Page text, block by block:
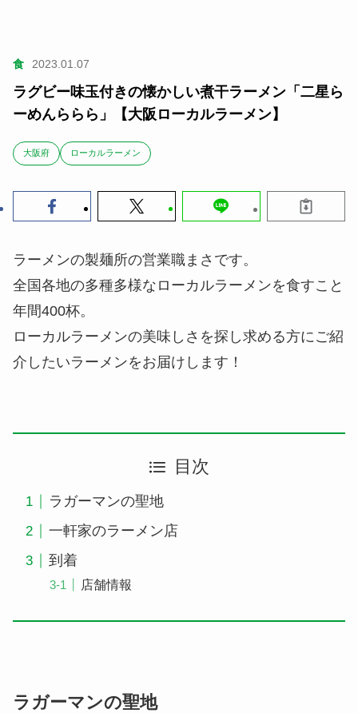
食 2023.01.07
ラグビー味玉付きの懐かしい煮干ラーメン「二星ら
ーめんららら」【大阪ローカルラーメン】
大阪府 ローカルラーメン
ラーメンの製麺所の営業職まさです。
全国各地の多種多様なローカルラーメンを食すこと
年間400杯。
ローカルラーメンの美味しさを探し求める方にご紹
介したいラーメンをお届けします！
目次
ラガーマンの聖地
一軒家のラーメン店
到着
店舗情報
ラガーマンの聖地